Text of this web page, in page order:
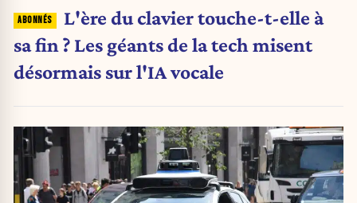
L'ère du clavier touche-t-elle à
sa fin ? Les géants de la tech misent
désormais sur l'IA vocale